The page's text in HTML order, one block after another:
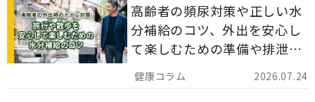
2026.07.24
高齢者の頻尿対策や正しい水
分補給のコツ、外出を安心し
て楽しむための準備や排泄ケ
ア用品の選び方を解説しま
す。